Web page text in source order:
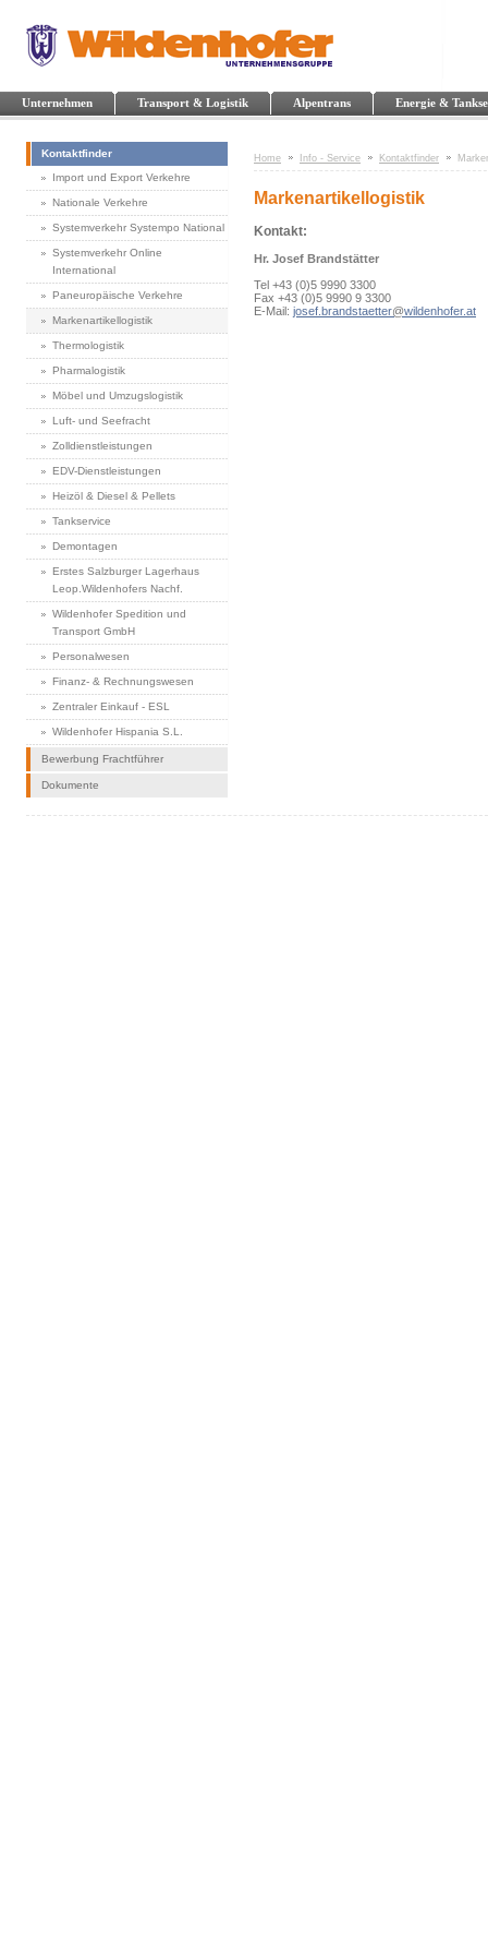
Unternehmen Transport & Logistik Alpentrans Energie &
Kontaktfinder
Import und Export Verkehre
Nationale Verkehre
Systemverkehr Systempo National
Systemverkehr Online
International
Paneuropäische Verkehre
Markenartikellogistik
Thermologistik
Pharmalogistik
Möbel und Umzugslogistik
Luft- und Seefracht
Zolldienstleistungen
EDV-Dienstleistungen
Heizöl & Diesel & Pellets
Tankservice
Demontagen
Erstes Salzburger Lagerhaus
Leop.Wildenhofers Nachf.
Wildenhofer Spedition und
Transport GmbH
Personalwesen
Finanz- & Rechnungswesen
Zentraler Einkauf - ESL
Wildenhofer Hispania S.L.
Bewerbung Frachtführer
Dokumente
Home Info - Service Kontaktfinder
Markenartikellogistik
Kontakt:
Hr. Josef Brandstätter
Tel +43 (0)5 9990 3300
Fax +43 (0)5 9990 9 3300
E-Mail: josef.brandstaetter@wildenhofer.at